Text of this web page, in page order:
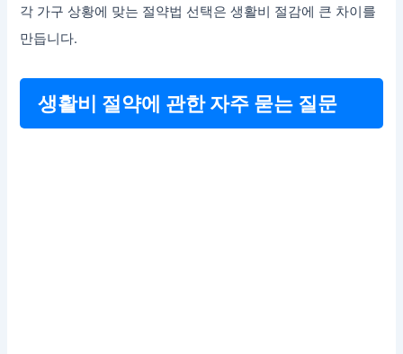
각 가구 상황에 맞는 절약법 선택은 생활비 절감에 큰 차이를
만듭니다.
생활비 절약에 관한 자주 묻는 질문